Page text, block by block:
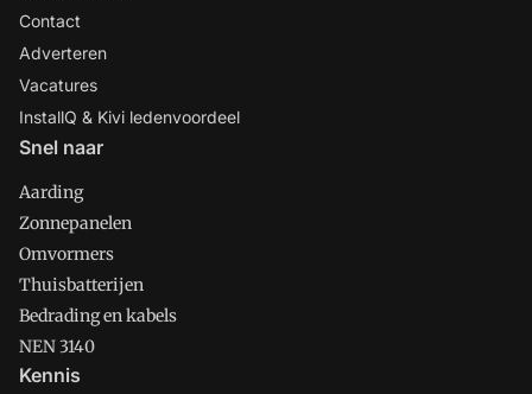
Contact
Adverteren
Vacatures
InstallQ & Kivi ledenvoordeel
Snel naar
Aarding
Zonnepanelen
Omvormers
Thuisbatterijen
Bedrading en kabels
NEN 3140
Kennis